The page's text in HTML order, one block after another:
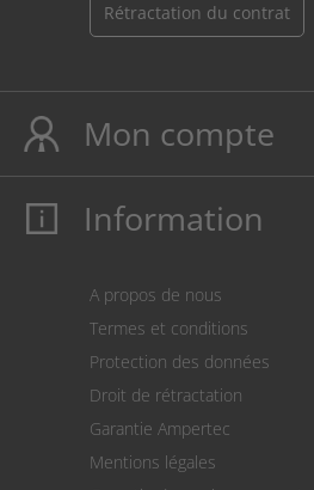
Rétractation du contrat
Mon compte
Mon compte
Paiement
Le calculateur des frais de port
Paramètres des cookies
Information
A propos de nous
Termes et conditions
Protection des données
Droit de rétractation
Garantie Ampertec
Mentions légales